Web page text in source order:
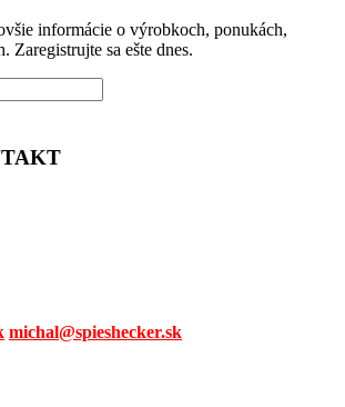
informácie o výrobkoch, ponukách,
Zaregistrujte sa ešte dnes.
michal@spieshecker.sk